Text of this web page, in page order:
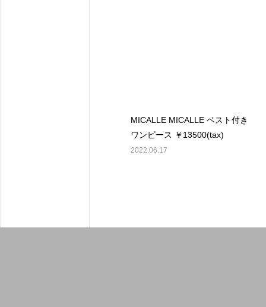
MICALLE MICALLE ベスト付き
ワンピース ￥13500(tax)
2022.06.17